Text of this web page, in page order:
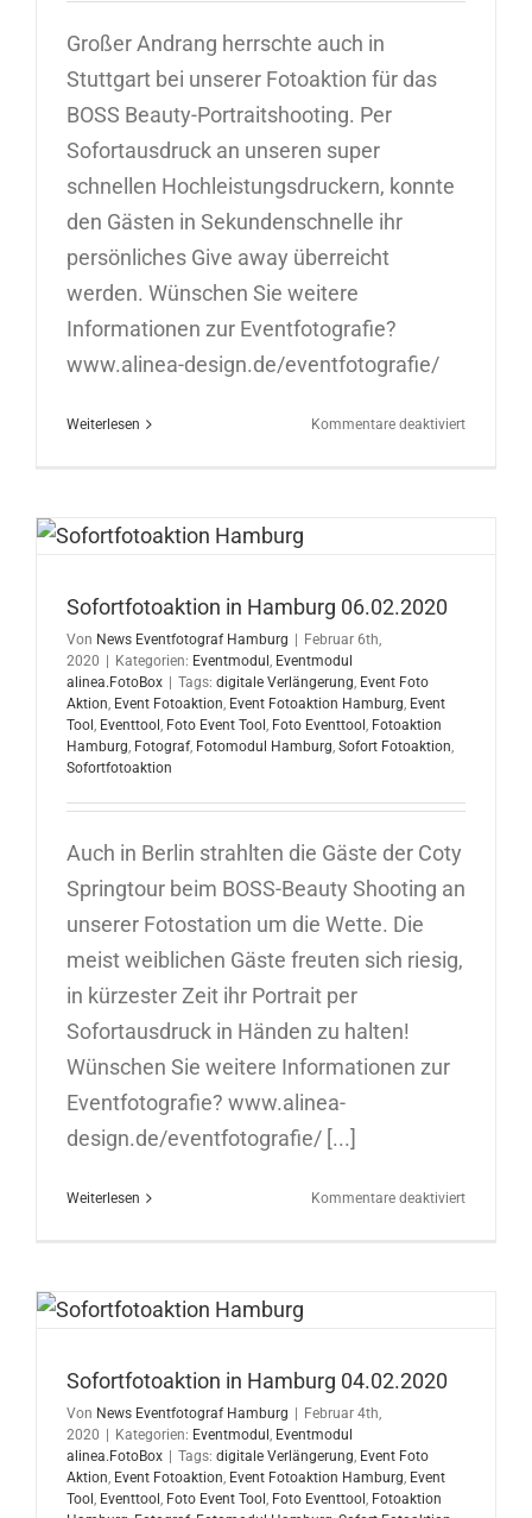
Großer Andrang herrschte auch in
Stuttgart bei unserer Fotoaktion für das
BOSS Beauty-Portraitshooting. Per
Sofortausdruck an unseren super
schnellen Hochleistungsdruckern, konnte
den Gästen in Sekundenschnelle ihr
persönliches Give away überreicht
werden. Wünschen Sie weitere
Informationen zur Eventfotografie?
www.alinea-design.de/eventfotografie/
Weiterlesen Kommentare deaktiviertfür
Sofortfotoaktion in Hamburg 06.02.2020
Von News Eventfotograf Hamburg
Februar 6th,
2020
Kategorien: Eventmodul , Eventmodul
alinea.FotoBox
Tags: digitale Verlängerung, Event Foto
Aktion, Event Fotoaktion, Event Fotoaktion Hamburg, Event
Tool , Eventtool , Foto Event Tool , Foto Eventtool , Fotoaktion
Hamburg, Fotograf, Fotomodul Hamburg, Sofort Fotoaktion,
Sofortfotoaktion
Auch in Berlin strahlten die Gäste der Coty
Springtour beim BOSS-Beauty Shooting an
unserer Fotostation um die Wette. Die
meist weiblichen Gäste freuten sich riesig,
in kürzester Zeit ihr Portrait per
Sofortausdruck in Händen zu halten!
Wünschen Sie weitere Informationen zur
Eventfotografie? www.alinea-
design.de/eventfotografie/ [...]
Weiterlesen Kommentare deaktiviertfür
Sofortfotoaktion in Hamburg 04.02.2020
Von News Eventfotograf Hamburg
Februar 4th,
2020
Kategorien: Eventmodul , Eventmodul
alinea.FotoBox
Tags: digitale Verlängerung, Event Foto
Aktion, Event Fotoaktion, Event Fotoaktion Hamburg, Event
Tool , Eventtool , Foto Event Tool , Foto Eventtool , Fotoaktion